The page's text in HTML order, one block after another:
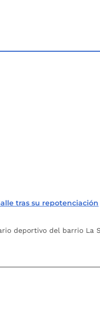
tras su repotenciación
deportivo del barrio